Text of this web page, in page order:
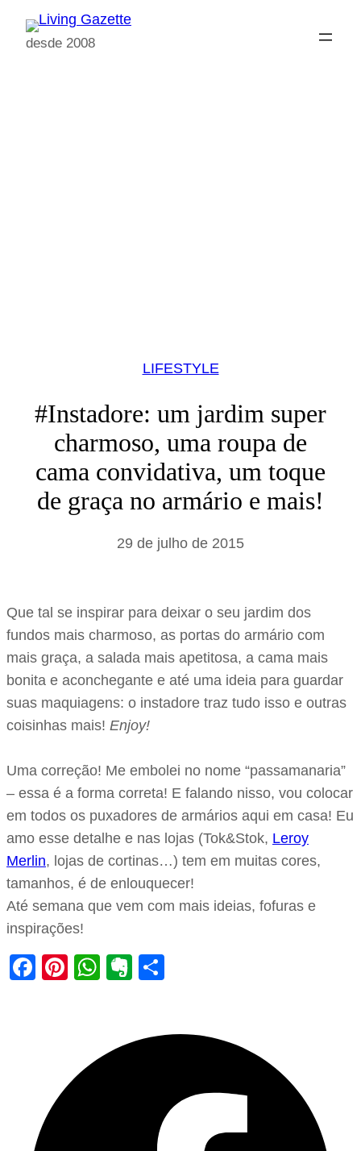
Pular
paradesde 2008
LIFESTYLE
#Instadore: um jardim super
charmoso, uma roupa de
cama convidativa, um toque
de graça no armário e mais!
29 de julho de 2015
Que tal se inspirar para deixar o seu jardim dos
fundos mais charmoso, as portas do armário com
mais graça, a salada mais apetitosa, a cama mais
bonita e aconchegante e até uma ideia para guardar
suas maquiagens: o instadore traz tudo isso e outras
coisinhas mais! Enjoy!
Uma correção! Me embolei no nome “passamanaria”
– essa é a forma correta! E falando nisso, vou colocar
em todos os puxadores de armários aqui em casa! Eu
amo esse detalhe e nas lojas (Tok&Stok, Leroy
Merlin, lojas de cortinas…) tem em muitas cores,
tamanhos, é de enlouquecer!
Até semana que vem com mais ideias, fofuras e
inspirações!
Facebook
Pinterest
WhatsApp
Evernote